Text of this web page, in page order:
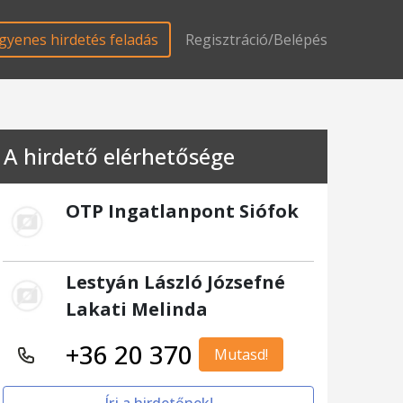
hirdetés feladás Regisztráció/Belépés
A hirdető elérhetősége
OTP Ingatlanpont Siófok
Lestyán László Józsefné
Lakati Melinda
+36 20 370 Mutasd!